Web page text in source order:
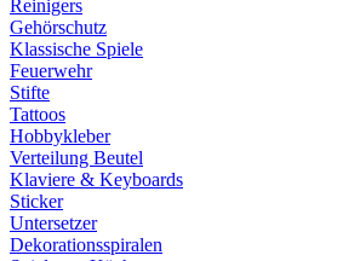
Reinigers
Gehörschutz
Klassische Spiele
Feuerwehr
Stifte
Tattoos
Hobbykleber
Verteilung Beutel
Klaviere & Keyboards
Sticker
Untersetzer
Dekorationsspiralen